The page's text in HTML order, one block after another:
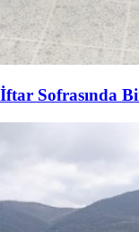
Sofrasında